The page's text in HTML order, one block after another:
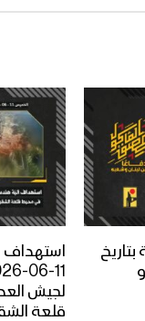
استهداف
لجيش
قلعة